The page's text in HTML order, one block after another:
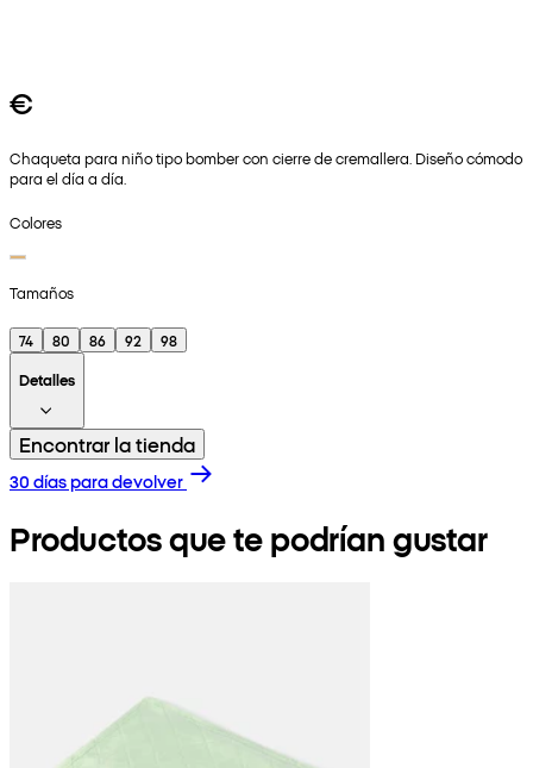
€
Chaqueta para niño tipo bomber con cierre de cremallera. Diseño cómodo
para el día a día.
Colores
Tamaños
74 80 86 92
98
Detalles
Encontrar la tienda
30 días para devolver
Productos que te podrían gustar